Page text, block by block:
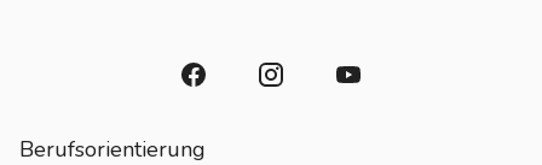
Berufsorientierung